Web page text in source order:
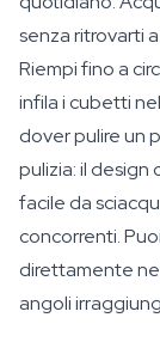
senza ritrovarti
Riempi fino a
infila i cubetti
dover pulire un
pulizia: il
facile da
concorrenti.
direttamente
angoli